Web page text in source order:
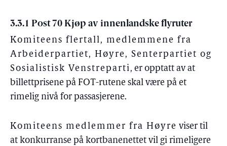
3.3.1 Post 70 Kjøp av innenlandske flyruter
Komiteens flertall, medlemmene fra
Arbeiderpartiet, Høyre, Senterpartiet og
Sosialistisk Venstreparti, er opptatt av at
billettprisene på FOT-rutene skal være på et
rimelig nivå for passasjerene.
Komiteens medlemmer fra Høyre viser til
at konkurranse på kortbanenettet vil gi rimeligere